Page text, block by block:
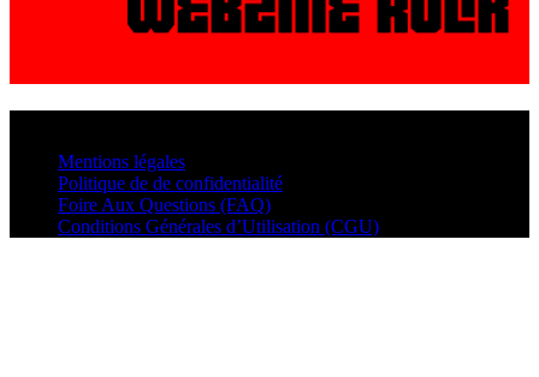
Mentions légales
Politique de de confidentialité
Foire Aux Questions (FAQ)
Conditions Générales d’Utilisation (CGU)